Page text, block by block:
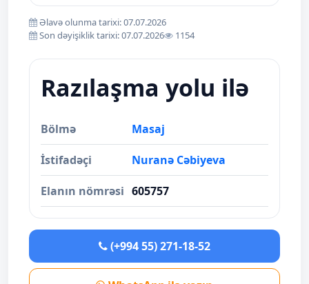
Əlavə olunma tarixi: 07.07.2026
Son dəyişiklik tarixi: 07.07.2026
1154
Razılaşma yolu ilə
Bölmə Masaj
İstifadəçi Nuranə Cəbiyeva
Elanın nömrəsi 605757
(+994 55) 271-18-52